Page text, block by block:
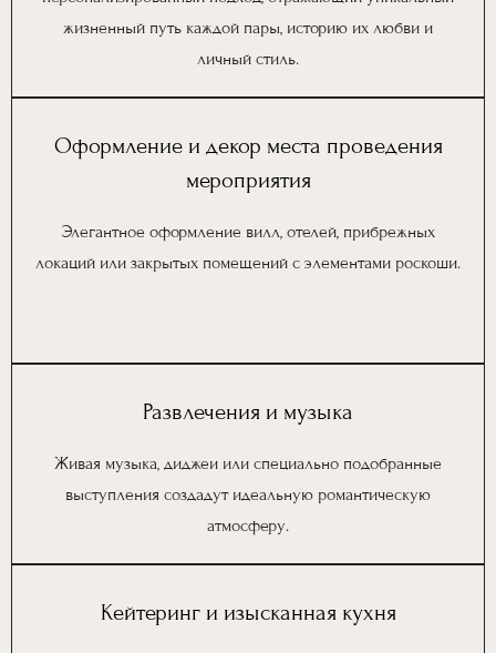
жизненный путь каждой пары, историю их любви и
личный стиль.
Оформление и декор места проведения
мероприятия
Элегантное оформление вилл, отелей, прибрежных
локаций или закрытых помещений с элементами роскоши.
Развлечения и музыка
Живая музыка, диджеи или специально подобранные
выступления создадут идеальную романтическую
атмосферу.
Кейтеринг и изысканная кухня